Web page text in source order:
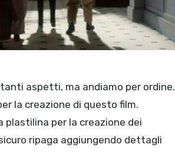
aspetti, ma andiamo per ordine.
la creazione di questo film.
per la creazione dei
ripaga aggiungendo dettagli